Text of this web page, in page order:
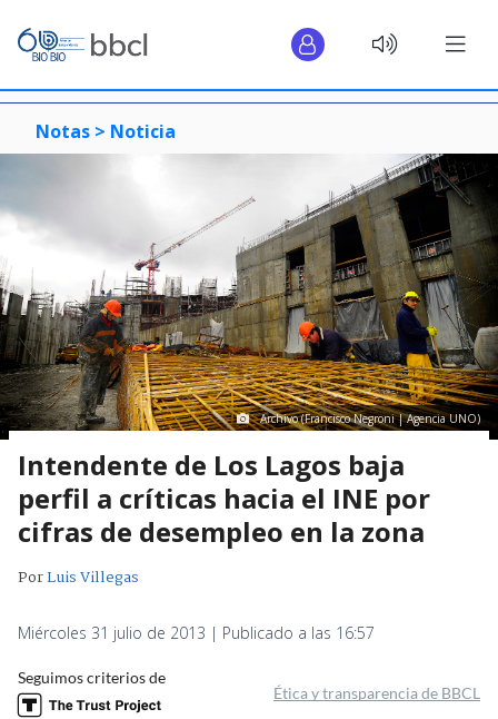
Notas > Noticia
Archivo (Francisco Negroni | Agencia UNO)
Intendente de Los Lagos baja
perfil a críticas hacia el INE por
cifras de desempleo en la zona
PorLuis Villegas
Miércoles 31 julio de 2013 | Publicado a las 16:57
Seguimos criterios de
Ética y transparencia de BBCL